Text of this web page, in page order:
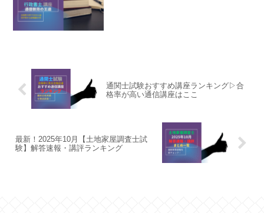
通関士試験おすすめ講座ランキング▷合
格率が高い通信講座はここ
最新！2025年10月【土地家屋調査士試
験】解答速報・講評ランキング